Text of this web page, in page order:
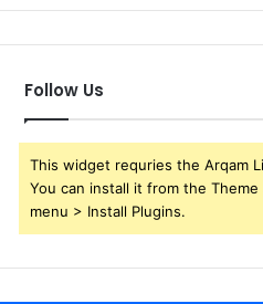
Follow Us
This widget requries the Arqam
You can install it from the
menu > Install Plugins.